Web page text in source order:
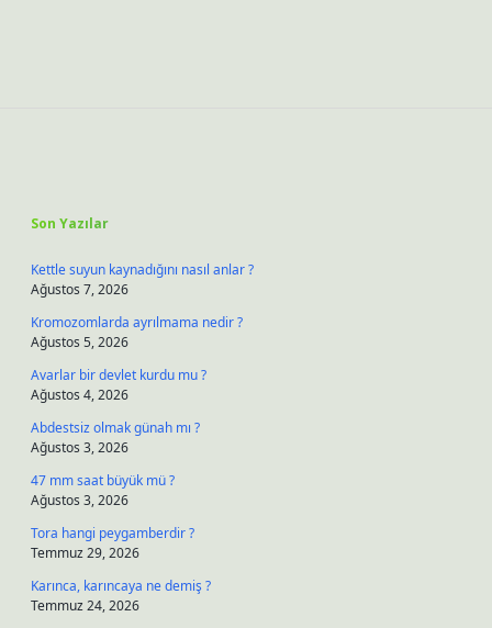
Son Yazılar
Kettle suyun kaynadığını nasıl anlar ?
Ağustos 7, 2026
Kromozomlarda ayrılmama nedir ?
Ağustos 5, 2026
Avarlar bir devlet kurdu mu ?
Ağustos 4, 2026
Abdestsiz olmak günah mı ?
Ağustos 3, 2026
47 mm saat büyük mü ?
Ağustos 3, 2026
Tora hangi peygamberdir ?
Temmuz 29, 2026
Karınca, karıncaya ne demiş ?
Temmuz 24, 2026